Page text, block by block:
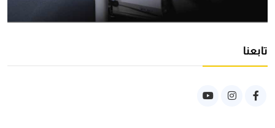
تابعنا